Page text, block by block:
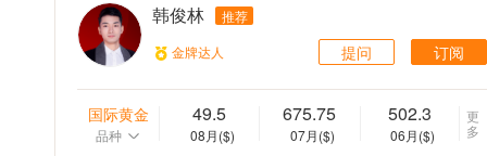
韩俊林
推荐
金牌达人
提问 订阅
国际黄金
品种
49.5
08月($)
675.75
07月($)
502.3
06月($)
更
多